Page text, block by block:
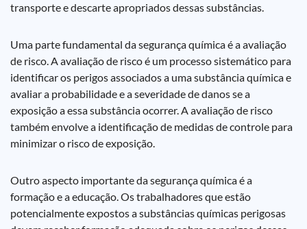
transporte e descarte apropriados dessas substâncias.
Uma parte fundamental da segurança química é a avaliação
de risco. A avaliação de risco é um processo sistemático para
identificar os perigos associados a uma substância química e
avaliar a probabilidade e a severidade de danos se a
exposição a essa substância ocorrer. A avaliação de risco
também envolve a identificação de medidas de controle para
minimizar o risco de exposição.
Outro aspecto importante da segurança química é a
formação e a educação. Os trabalhadores que estão
potencialmente expostos a substâncias químicas perigosas